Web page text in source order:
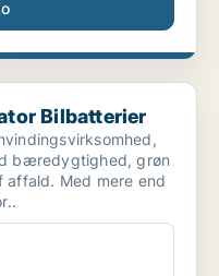
Bilbatterier
bæredygtighed, grøn
affald. Med mere end